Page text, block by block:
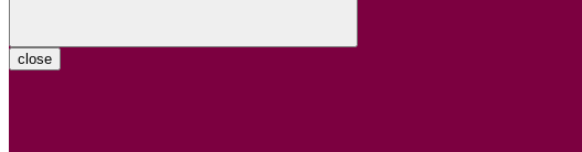
close